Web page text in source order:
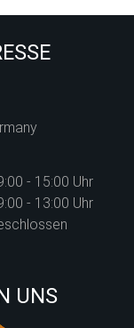
- 15:00 Uhr
- 13:00 Uhr
UNS